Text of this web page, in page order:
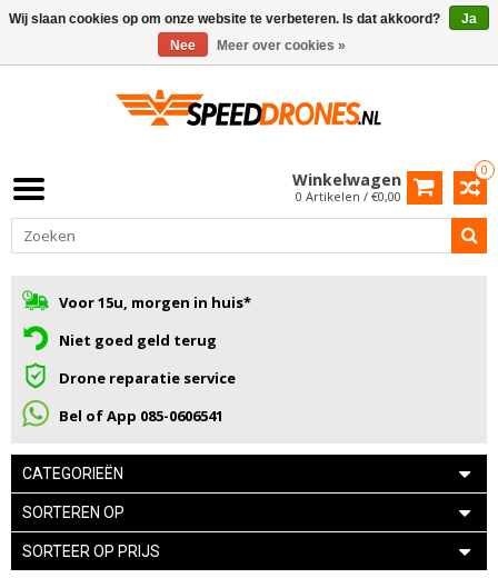
0
Winkelwagen
0 Artikelen / €0,00
Voor 15u, morgen in huis*
Niet goed geld terug
Drone reparatie service
Bel of App 085-0606541
CATEGORIEËN
SORTEREN OP
SORTEER OP PRIJS
Wij slaan cookies op om onze website te verbeteren. Is dat akkoord?
Ja
Nee
Meer over cookies »